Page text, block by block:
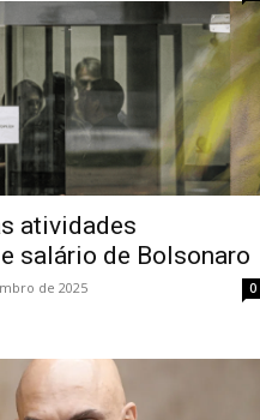
atividades
salário de Bolsonaro
de 2025 0